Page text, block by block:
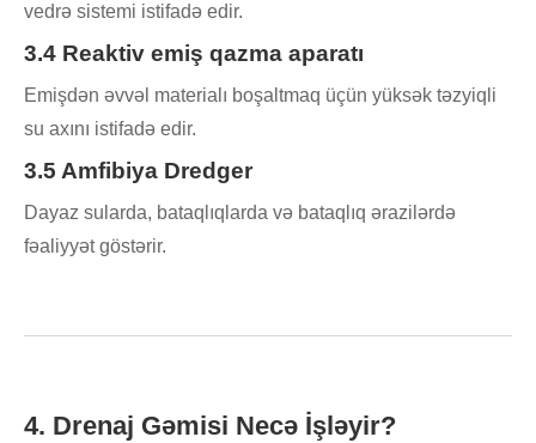
vedrə sistemi istifadə edir.
3.4 Reaktiv emiş qazma aparatı
Emişdən əvvəl materialı boşaltmaq üçün yüksək təzyiqli
su axını istifadə edir.
3.5 Amfibiya Dredger
Dayaz sularda, bataqlıqlarda və bataqlıq ərazilərdə
fəaliyyət göstərir.
4. Drenaj Gəmisi Necə İşləyir?